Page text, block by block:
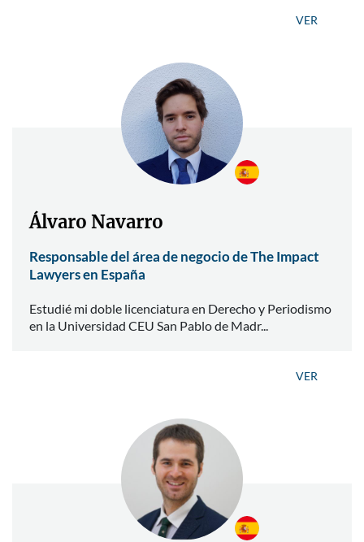
VER
Álvaro Navarro
Responsable del área de negocio de The Impact
Lawyers en España
Estudié mi doble licenciatura en Derecho y Periodismo
en la Universidad CEU San Pablo de Madr...
VER